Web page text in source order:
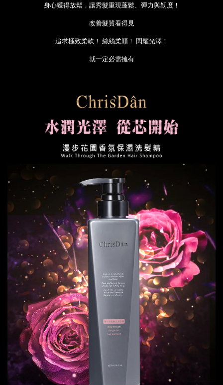
身心獲得放鬆，讓秀髮重現蓬鬆、彈力與韌度！
改善髮質看得見
追求極致柔軟！ 絲絲柔順！ 閃耀光澤！
就一定必需擁有